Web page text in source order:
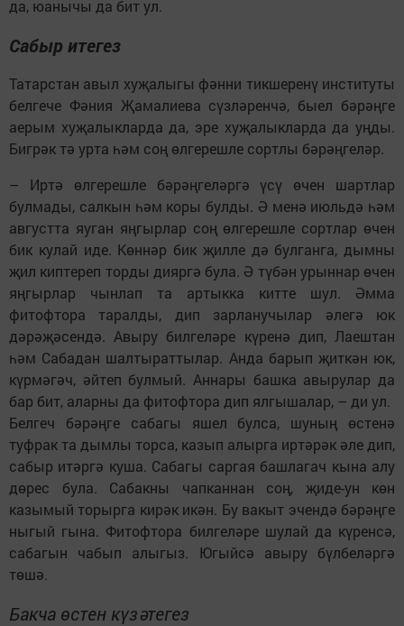
да, юанычы да бит ул.
Сабыр итегез
Татарстан авыл хуҗалыгы фәнни тикшеренү институты
белгече Фәния Җамалиева сүзләренчә, быел бәрәңге
аерым хуҗалыкларда да, эре хуҗалыкларда да уңды.
Бигрәк тә урта һәм соң өлгерешле сортлы бәрәңгеләр.
– Иртә өлгерешле бәрәңгеләргә үсү өчен шартлар
булмады, салкын һәм коры булды. Ә менә июльдә һәм
августта яуган яңгырлар соң өлгерешле сортлар өчен
бик кулай иде. Көннәр бик җилле дә булганга, дымны
җил киптереп торды дияргә була. Ә түбән урыннар өчен
яңгырлар чынлап та артыкка китте шул. Әмма
фитофтора таралды, дип зарланучылар әлегә юк
дәрәҗәсендә. Авыру билгеләре күренә дип, Лаеш­тан
һәм Сабадан шалтыраттылар. Анда барып җиткән юк,
күрмәгәч, әйтеп булмый. Аннары башка авырулар да
бар бит, аларны да фитофтора дип ялгышалар, – ди ул.
Белгеч бәрәңге сабагы яшел булса, шуның өстенә
туфрак та дымлы торса, казып алырга иртәрәк әле дип,
сабыр итәргә куша. Сабагы саргая башлагач кына алу
дөрес була. Сабакны чапканнан соң, җиде-ун көн
казымый торырга кирәк икән. Бу вакыт эчендә бәрәңге
ныгый гына. Фитофтора билгеләре шулай да күренсә,
сабагын чабып алыгыз. Югыйсә авыру бүлбеләргә
төшә.
Бакча өстен күзәтегез